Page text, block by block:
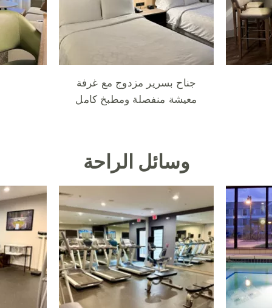
جناح بسرير مزدوج مع غرفة
معيشة منفصلة ومطبخ كامل
وسائل الراحة